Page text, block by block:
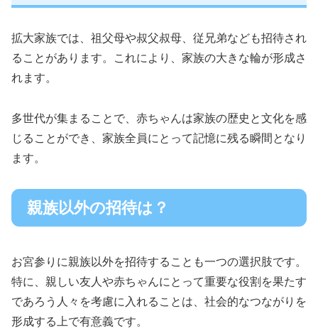
拡大家族では、祖父母や叔父叔母、従兄弟なども招待され
ることがあります。これにより、家族の大きな輪が形成さ
れます。
多世代が集まることで、赤ちゃんは家族の歴史と文化を感
じることができ、家族全員にとって記憶に残る瞬間となり
ます。
親族以外の招待は？
お宮参りに親族以外を招待することも一つの選択肢です。
特に、親しい友人や赤ちゃんにとって重要な役割を果たす
であろう人々を考慮に入れることは、社会的なつながりを
形成する上で有意義です。